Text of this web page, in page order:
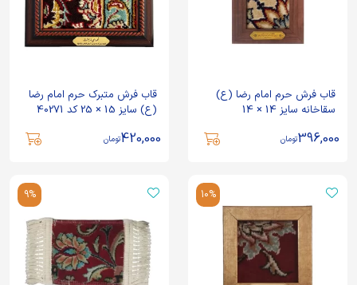
قاب فرش حرم امام رضا (ع)
سقاخانه سایز 14 × 14
396,000تومان
قاب فرش متبرک حرم امام رضا
(ع) سایز 15 × 25 کد 40271
420,000تومان
10%
9%